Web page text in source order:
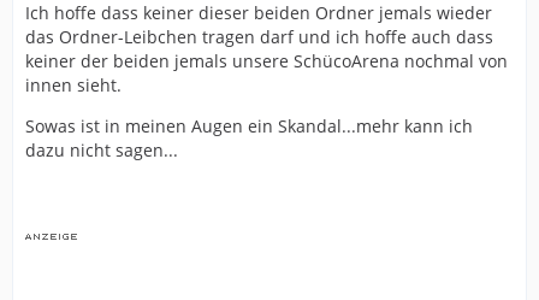
Ich hoffe dass keiner dieser beiden Ordner jemals wieder
das Ordner-Leibchen tragen darf und ich hoffe auch dass
keiner der beiden jemals unsere SchücoArena nochmal von
innen sieht.
Sowas ist in meinen Augen ein Skandal...mehr kann ich
dazu nicht sagen...